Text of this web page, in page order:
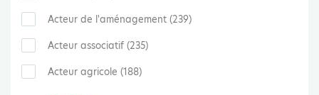
Acteur de l'aménagement (239)
Acteur associatif (235)
Acteur agricole (188)